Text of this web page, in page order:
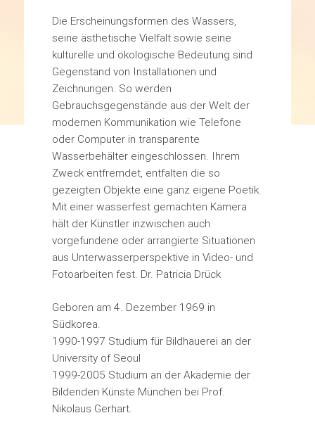
Die Erscheinungsformen des Wassers,
seine ästhetische Vielfalt sowie seine
kulturelle und ökologische Bedeutung sind
Gegenstand von Installationen und
Zeichnungen. So werden
Gebrauchsgegenstände aus der Welt der
modernen Kommunikation wie Telefone
oder Computer in transparente
Wasserbehälter eingeschlossen. Ihrem
Zweck entfremdet, entfalten die so
gezeigten Objekte eine ganz eigene Poetik.
Mit einer wasserfest gemachten Kamera
hält der Künstler inzwischen auch
vorgefundene oder arrangierte Situationen
aus Unterwasserperspektive in Video- und
Fotoarbeiten fest. Dr. Patricia Drück
Geboren am 4. Dezember 1969 in
Südkorea.
1990-1997 Studium für Bildhauerei an der
University of Seoul
1999-2005 Studium an der Akademie der
Bildenden Künste München bei Prof.
Nikolaus Gerhart.